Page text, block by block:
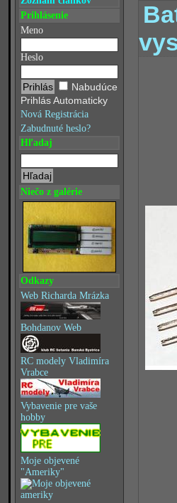
Prihlásenie
Meno
Heslo
Nabudúce
Prihlás Automaticky
Nová Registrácia
Zabudnuté heslo?
Hľadaj
Niečo z galérie
Odkazy
Web Richarda Mrázka
Bohdanov Web
RC modely Vladimíra
Vrabce
Vybavenie pre vaše
hobby
Moje objevené
"Ameriky"